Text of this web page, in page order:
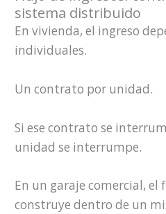
sistema distribuido
En vivienda, el ingreso
individuales.
Un contrato por unidad.
Si ese contrato se
unidad se interrumpe.
En un garaje comercial, el
construye dentro de un